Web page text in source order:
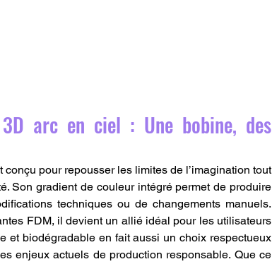
arc en ciel : Une bobine, des
pour repousser les limites de l’imagination tout
Son gradient de couleur intégré permet de produire
techniques ou de changements manuels.
FDM, il devient un allié idéal pour les utilisateurs
et biodégradable en fait aussi un choix respectueux
enjeux actuels de production responsable. Que ce